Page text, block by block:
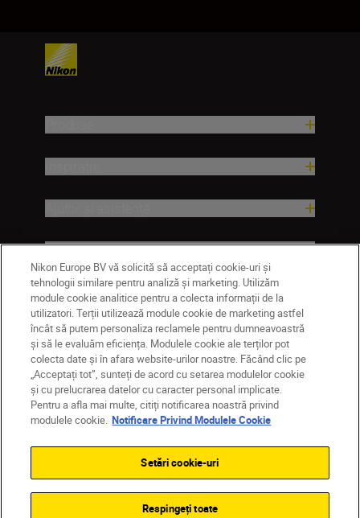
Companie
MD Nikon Sites
Contactaţi-ne
Politică de confidențialitate
Termeni de utilizare
Notificare privind modulele cookie
Nikon Europe BV vă solicită să acceptați cookie-uri și
tehnologii similare pentru analiză și marketing. Utilizăm
module cookie analitice pentru a colecta informații de la
utilizatori. Terții utilizează module cookie de marketing astfel
încât să putem personaliza reclamele pentru dumneavoastră
și să le evaluăm eficiența. Modulele cookie ale terților pot
colecta date și în afara website-urilor noastre. Făcând clic pe
„Acceptați tot”, sunteți de acord cu setarea modulelor cookie
și cu prelucrarea datelor cu caracter personal implicate.
Pentru a afla mai multe, citiți notificarea noastră privind
modulele cookie. Notificare Privind Modulele Cookie
Setări cookie-uri
Respingeți toate